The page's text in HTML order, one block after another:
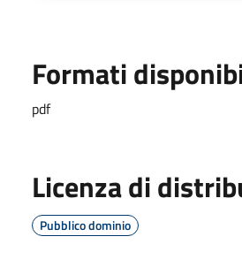
Formati
pdf
Licenza di
Pubblico dominio